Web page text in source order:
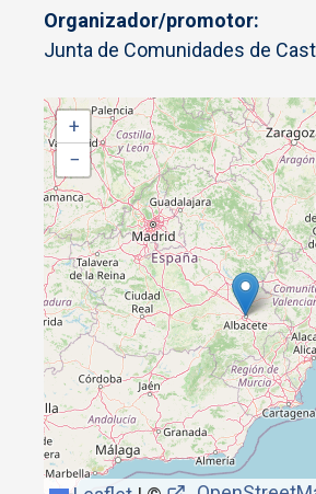
Organizador/promotor
Junta de Comunidades de
+
−